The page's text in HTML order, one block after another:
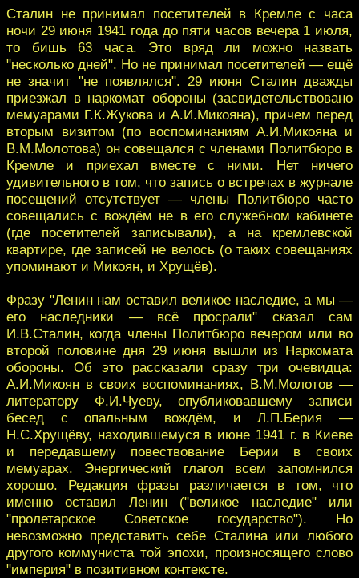
Сталин не принимал посетителей в Кремле с часа
ночи 29 июня 1941 года до пяти часов вечера 1 июля,
то бишь 63 часа. Это вряд ли можно назвать
"несколько дней". Но не принимал посетителей — ещё
не значит "не появлялся". 29 июня Сталин дважды
приезжал в наркомат обороны (засвидетельствовано
мемуарами Г.К.Жукова и А.И.Микояна), причем перед
вторым визитом (по воспоминаниям А.И.Микояна и
В.М.Молотова) он совещался с членами Политбюро в
Кремле и приехал вместе с ними. Нет ничего
удивительного в том, что запись о встречах в журнале
посещений отсутствует — члены Политбюро часто
совещались с вождём не в его служебном кабинете
(где посетителей записывали), а на кремлевской
квартире, где записей не велось (о таких совещаниях
упоминают и Микоян, и Хрущёв).
Фразу "Ленин нам оставил великое наследие, а мы —
его наследники — всё просрали" сказал сам
И.В.Сталин, когда члены Политбюро вечером или во
второй половине дня 29 июня вышли из Наркомата
обороны. Об это рассказали сразу три очевидца:
А.И.Микоян в своих воспоминаниях, В.М.Молотов —
литератору Ф.И.Чуеву, опубликовавшему записи
бесед с опальным вождём, и Л.П.Берия —
Н.С.Хрущёву, находившемуся в июне 1941 г. в Киеве
и передавшему повествование Берии в своих
мемуарах. Энергический глагол всем запомнился
хорошо. Редакция фразы различается в том, что
именно оставил Ленин ("великое наследие" или
"пролетарское Советское государство"). Но
невозможно представить себе Сталина или любого
другого коммуниста той эпохи, произносящего слово
"империя" в позитивном контексте.